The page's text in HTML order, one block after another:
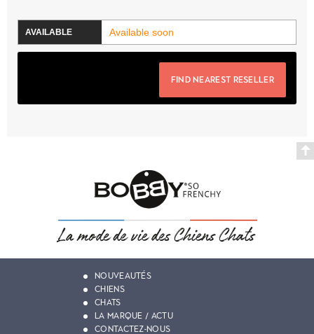
Available soon
FIND NEAREST RESELLER
NOUVEAUTÉS
CHIENS
CHATS
LA MARQUE / ACTU
CONTACTEZ-NOUS